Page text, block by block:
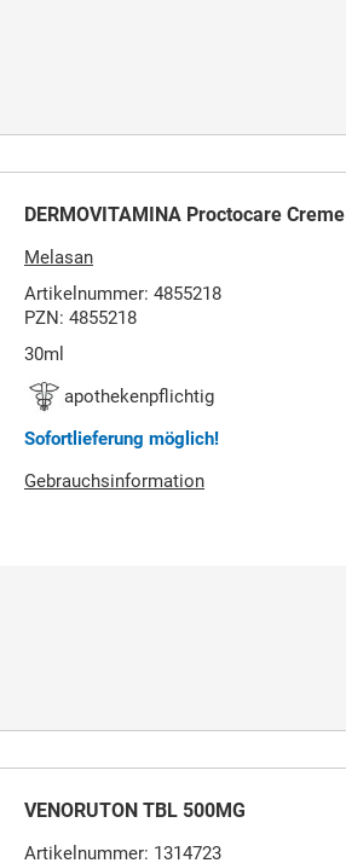
DERMOVITAMINA Proctocare Creme
Melasan
Artikelnummer: 4855218
PZN: 4855218
30ml
apothekenpflichtig
Sofortlieferung möglich!
Gebrauchsinformation
VENORUTON TBL 500MG
Artikelnummer: 1314723